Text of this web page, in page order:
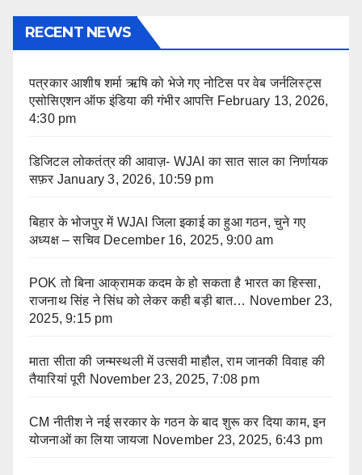
RECENT NEWS
पत्रकार आशीष शर्मा ऋषि को भेजे गए नोटिस पर वेब जर्नलिस्ट्स
एसोसिएशन ऑफ इंडिया की गंभीर आपत्ति February 13, 2026,
4:30 pm
डिजिटल लोकतंत्र की आवाज़- WJAI का सात साल का निर्णायक
सफ़र January 3, 2026, 10:59 pm
बिहार के भोजपुर में WJAI जिला इकाई का हुआ गठन, चुने गए
अध्यक्ष – सचिव December 16, 2025, 9:00 am
POK तो बिना आक्रामक कदम के हो सकता है भारत का हिस्सा,
राजनाथ सिंह ने सिंध को लेकर कही बड़ी बात… November 23,
2025, 9:15 pm
माता सीता की जन्मस्थली में उत्सवी माहौल, राम जानकी विवाह की
तैयारियां पूरी November 23, 2025, 7:08 pm
CM नीतीश ने नई सरकार के गठन के बाद शुरू कर दिया काम, इन
योजनाओं का लिया जायजा November 23, 2025, 6:43 pm